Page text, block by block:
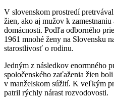
V slovenskom prostredí
žien, ako aj mužov k
domácnosti. Podľa odborného
1961 mnohé ženy na Slovensku
starostlivosť o rodinu.
Jedným z následkov enormného
spoločenského zaťaženia žien
v manželskom súžití. K veľkým
patril rýchly nárast rozvodovosti.